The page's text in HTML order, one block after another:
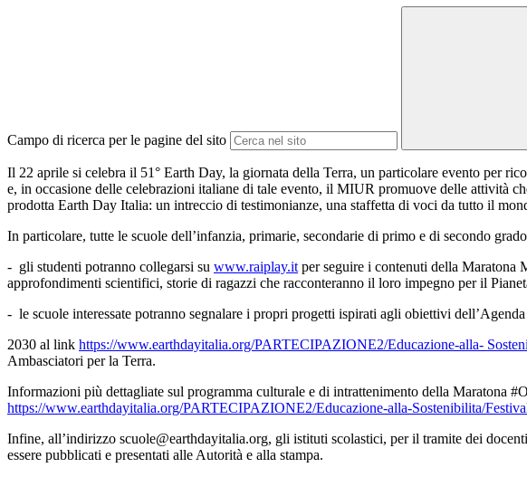
Campo di ricerca per le pagine del sito
Il 22 aprile si celebra il 51° Earth Day, la giornata della Terra, un particolare evento per
e, in occasione delle celebrazioni italiane di tale evento, il MIUR promuove delle attività
prodotta Earth Day Italia: un intreccio di testimonianze, una staffetta di voci da tutto il
In particolare, tutte le scuole dell’infanzia, primarie, secondarie di primo e di secondo
- gli studenti potranno collegarsi su www.raiplay.it per seguire i contenuti della Maratona
approfondimenti scientifici, storie di ragazzi che racconteranno il loro impegno per il
- le scuole interessate potranno segnalare i propri progetti ispirati agli obiettivi dell’Agenda
2030 al link https://www.earthdayitalia.org/PARTECIPAZIONE2/Educazione-alla-
Ambasciatori per la Terra.
Informazioni più dettagliate sul programma culturale e di intrattenimento della Maratona
https://www.earthdayitalia.org/PARTECIPAZIONE2/Educazione-alla-Sostenibilita/
Infine, all’indirizzo scuole@earthdayitalia.org, gli istituti scolastici, per il tramite dei
essere pubblicati e presentati alle Autorità e alla stampa.